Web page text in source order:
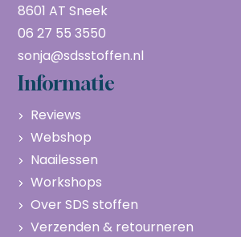
8601 AT Sneek
06 27 55 3550
sonja@sdsstoffen.nl
Informatie
Reviews
Webshop
Naailessen
Workshops
Over SDS stoffen
Verzenden & retourneren